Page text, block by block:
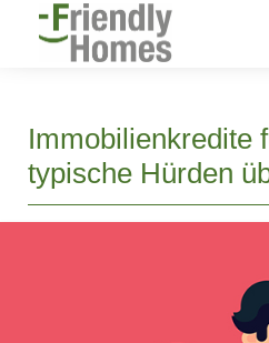
Immobilienkredite
typische Hürden